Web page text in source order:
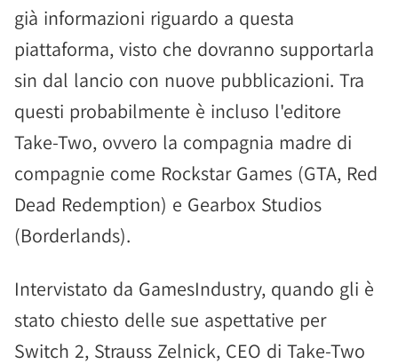
già informazioni riguardo a questa
piattaforma, visto che dovranno supportarla
sin dal lancio con nuove pubblicazioni. Tra
questi probabilmente è incluso l'editore
Take-Two, ovvero la compagnia madre di
compagnie come Rockstar Games (GTA, Red
Dead Redemption) e Gearbox Studios
(Borderlands).
Intervistato da GamesIndustry, quando gli è
stato chiesto delle sue aspettative per
Switch 2, Strauss Zelnick, CEO di Take-Two